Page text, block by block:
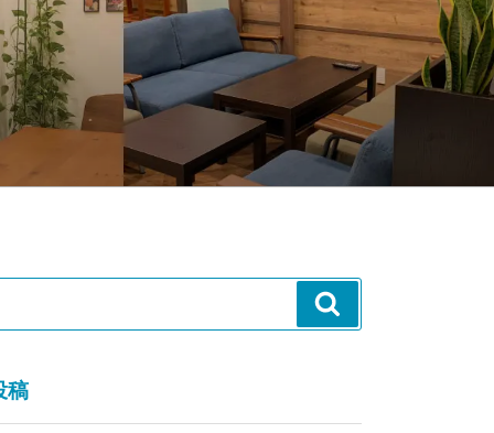
索
稿